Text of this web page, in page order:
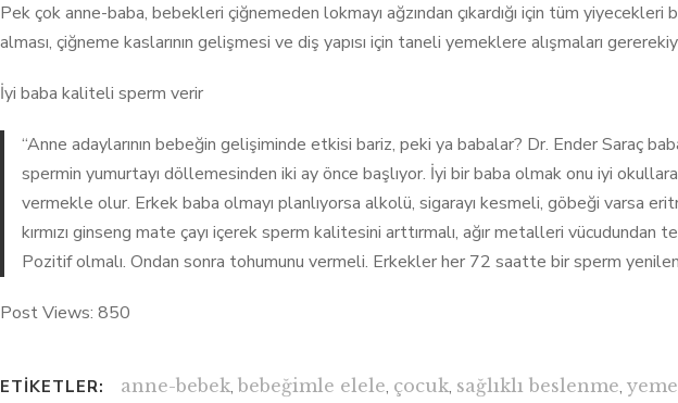
Pek çok anne-baba, bebekleri çiğnemeden lokmayı ağzından çıkardığı için tüm
alması, çiğneme kaslarının gelişmesi ve diş yapısı için taneli yemeklere alışmaları
İyi baba kaliteli sperm verir
“Anne adaylarının bebeğin gelişiminde etkisi bariz, peki ya babalar? Dr. Ender Saraç
spermin yumurtayı döllemesinden iki ay önce başlıyor. İyi bir baba olmak onu iyi
vermekle olur. Erkek baba olmayı planlıyorsa alkolü, sigarayı kesmeli, göbeği varsa
kırmızı ginseng mate çayı içerek sperm kalitesini arttırmalı, ağır metalleri
Pozitif olmalı. Ondan sonra tohumunu vermeli. Erkekler her 72 saatte bir sperm
Post Views: 850
ETIKETLER: anne-bebek, bebeğimle elele, çocuk, sağlıklı beslenme,